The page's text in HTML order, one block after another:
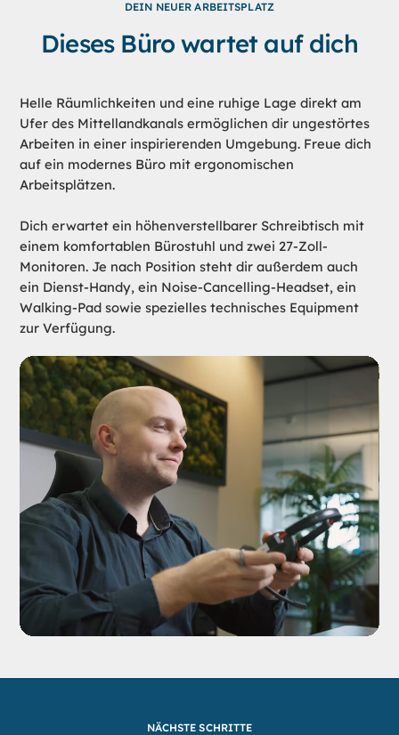
DEIN NEUER ARBEITSPLATZ
Dieses Büro wartet auf dich
Helle Räumlichkeiten und eine ruhige Lage direkt am
Ufer des Mittellandkanals ermöglichen dir ungestörtes
Arbeiten in einer inspirierenden Umgebung. Freue dich
auf ein modernes Büro mit ergonomischen
Arbeitsplätzen.
Dich erwartet ein höhenverstellbarer Schreibtisch mit
einem komfortablen Bürostuhl und zwei 27-Zoll-
Monitoren. Je nach Position steht dir außerdem auch
ein Dienst-Handy, ein Noise-Cancelling-Headset, ein
Walking-Pad sowie spezielles technisches Equipment
zur Verfügung.
NÄCHSTE SCHRITTE